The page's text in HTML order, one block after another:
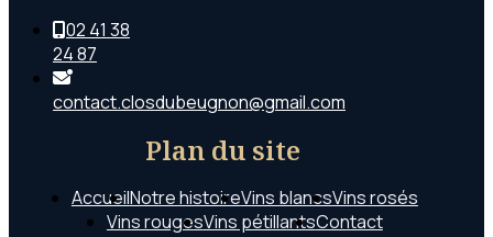
02 41 38
24 87
contact.closdubeugnon@gmail.com
Plan du site
AccueilNotre histoireVins blancsVins rosés
Vins rougesVins pétillantsContact